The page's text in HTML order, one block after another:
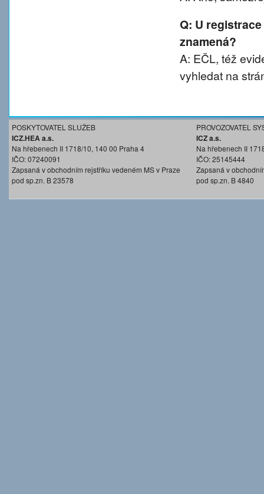
Q: U
znamená?
A: EČL, též
vyhledat na
POSKYTOVATEL SLUŽEB
ICZ.HEA a.s.
Na hřebenech II 1718/10, 140 00 Praha 4
IČO: 07240091
Zapsaná v obchodním rejstříku vedeném MS v Praze
pod sp.zn. B 23578
PROVOZOVATEL
ICZ a.s.
Na hřebenech II
IČO: 25145444
Zapsaná v
pod sp.zn. B 4840